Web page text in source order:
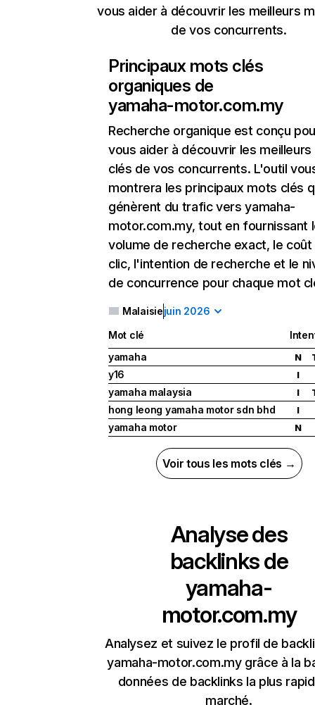
vous aider à découvrir les meilleurs
de vos concurrents.
Principaux mots clés
organiques de
yamaha-motor.com.my
Recherche organique est conçu
vous aider à découvrir les
clés de vos concurrents. L'outil
montrera les principaux mots clés
génèrent du trafic vers yamaha-
motor.com.my, tout en fournissant
volume de recherche exact, le coût
clic, l'intention de recherche et le
de concurrence pour chaque mot
Malaisiejuin 2026
Mot clé
yamaha
N
y16 I
yamaha malaysia I
hong leong yamaha motor sdn bhd I
yamaha motor N
Voir tous les mots clés →
Analyse des
backlinks de
yamaha-
motor.com.my
Analysez et suivez le profil de
yamaha-motor.com.my grâce à la
données de backlinks la plus
marché.